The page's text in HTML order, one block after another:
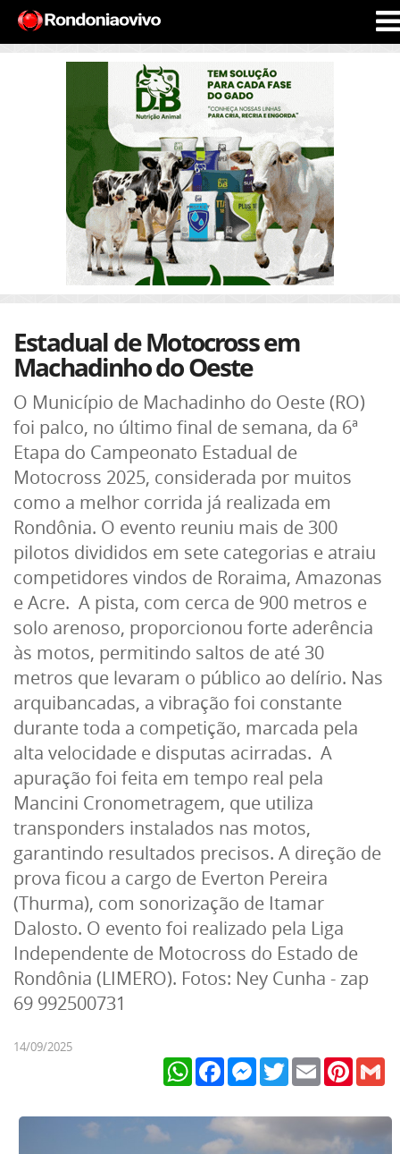
Estadual de Motocross em
Machadinho do Oeste
O Município de Machadinho do Oeste (RO)
foi palco, no último final de semana, da 6ª
Etapa do Campeonato Estadual de
Motocross 2025, considerada por muitos
como a melhor corrida já realizada em
Rondônia. O evento reuniu mais de 300
pilotos divididos em sete categorias e atraiu
competidores vindos de Roraima, Amazonas
e Acre. A pista, com cerca de 900 metros e
solo arenoso, proporcionou forte aderência
às motos, permitindo saltos de até 30
metros que levaram o público ao delírio. Nas
arquibancadas, a vibração foi constante
durante toda a competição, marcada pela
alta velocidade e disputas acirradas. A
apuração foi feita em tempo real pela
Mancini Cronometragem, que utiliza
transponders instalados nas motos,
garantindo resultados precisos. A direção de
prova ficou a cargo de Everton Pereira
(Thurma), com sonorização de Itamar
Dalosto. O evento foi realizado pela Liga
Independente de Motocross do Estado de
Rondônia (LIMERO). Fotos: Ney Cunha - zap
69 992500731
14/09/2025
WhatsAppFacebookMessenger
TwitterEmail Pinterest